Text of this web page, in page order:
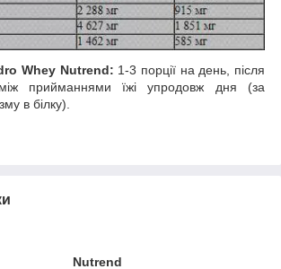
Whey Nutrend: 1-3 порції на день, після
прийманнями їжі упродовж дня (за
в білку).
Nutrend